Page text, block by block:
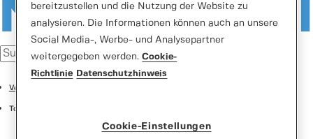
Verladesysteme
Torabdichtungen
bereitzustellen und die Nutzung der Website zu
analysieren. Die Informationen können auch an unsere
Social Media-, Werbe- und Analysepartner
weitergegeben werden.Cookie-
Richtlinie
Datenschutzhinweis
Cookie-Einstellungen